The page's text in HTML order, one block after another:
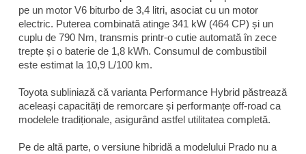
pe un motor V6 biturbo de 3,4 litri, asociat cu un motor
electric. Puterea combinată atinge 341 kW (464 CP) și un
cuplu de 790 Nm, transmis printr-o cutie automată în zece
trepte și o baterie de 1,8 kWh. Consumul de combustibil
este estimat la 10,9 L/100 km.
Toyota subliniază că varianta Performance Hybrid păstrează
aceleași capacități de remorcare și performanțe off-road ca
modelele tradiționale, asigurând astfel utilitatea completă.
Pe de altă parte, o versiune hibridă a modelului Prado nu a